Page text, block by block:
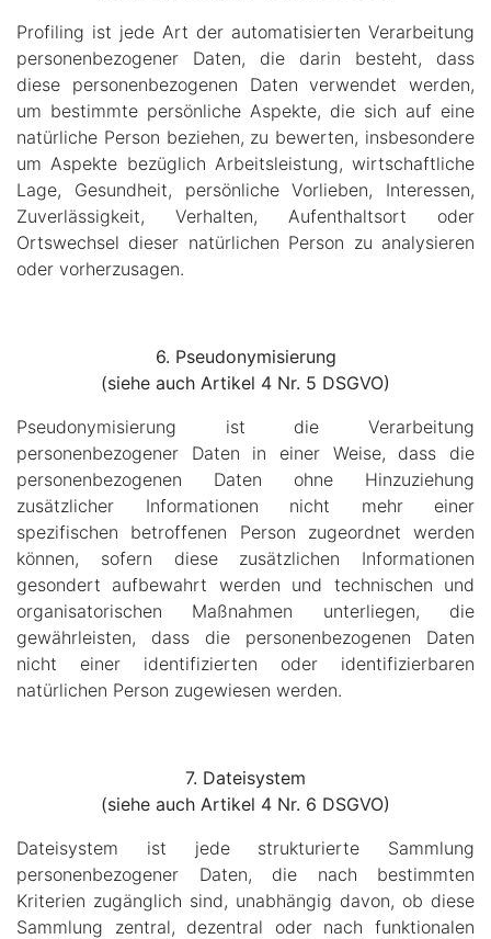
Profiling ist jede Art der automatisierten Verarbeitung
personenbezogener Daten, die darin besteht, dass
diese personenbezogenen Daten verwendet werden,
um bestimmte persönliche Aspekte, die sich auf eine
natürliche Person beziehen, zu bewerten, insbesondere
um Aspekte bezüglich Arbeitsleistung, wirtschaftliche
Lage, Gesundheit, persönliche Vorlieben, Interessen,
Zuverlässigkeit, Verhalten, Aufenthaltsort oder
Ortswechsel dieser natürlichen Person zu analysieren
oder vorherzusagen.
6. Pseudonymisierung
(siehe auch Artikel 4 Nr. 5 DSGVO)
Pseudonymisierung ist die Verarbeitung
personenbezogener Daten in einer Weise, dass die
personenbezogenen Daten ohne Hinzuziehung
zusätzlicher Informationen nicht mehr einer
spezifischen betroffenen Person zugeordnet werden
können, sofern diese zusätzlichen Informationen
gesondert aufbewahrt werden und technischen und
organisatorischen Maßnahmen unterliegen, die
gewährleisten, dass die personenbezogenen Daten
nicht einer identifizierten oder identifizierbaren
natürlichen Person zugewiesen werden.
7. Dateisystem
(siehe auch Artikel 4 Nr. 6 DSGVO)
Dateisystem ist jede strukturierte Sammlung
personenbezogener Daten, die nach bestimmten
Kriterien zugänglich sind, unabhängig davon, ob diese
Sammlung zentral, dezentral oder nach funktionalen